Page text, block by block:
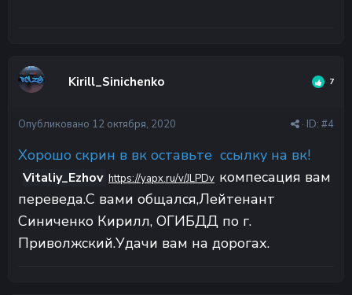
Kirill_Sinichenko 7
· ID: #4
Опубликовано 12 октября, 2020
Хорошо скрин в вк оставьте ссылку на вк!
Vitaliy_Ezhov https://yapx.ru/v/JLPDv компесация вам
переведа.С вами общался,Лейтенант
Синиченко Кирилл, ОГИБДД по г.
Приволжский.Удачи вам на дорогах.